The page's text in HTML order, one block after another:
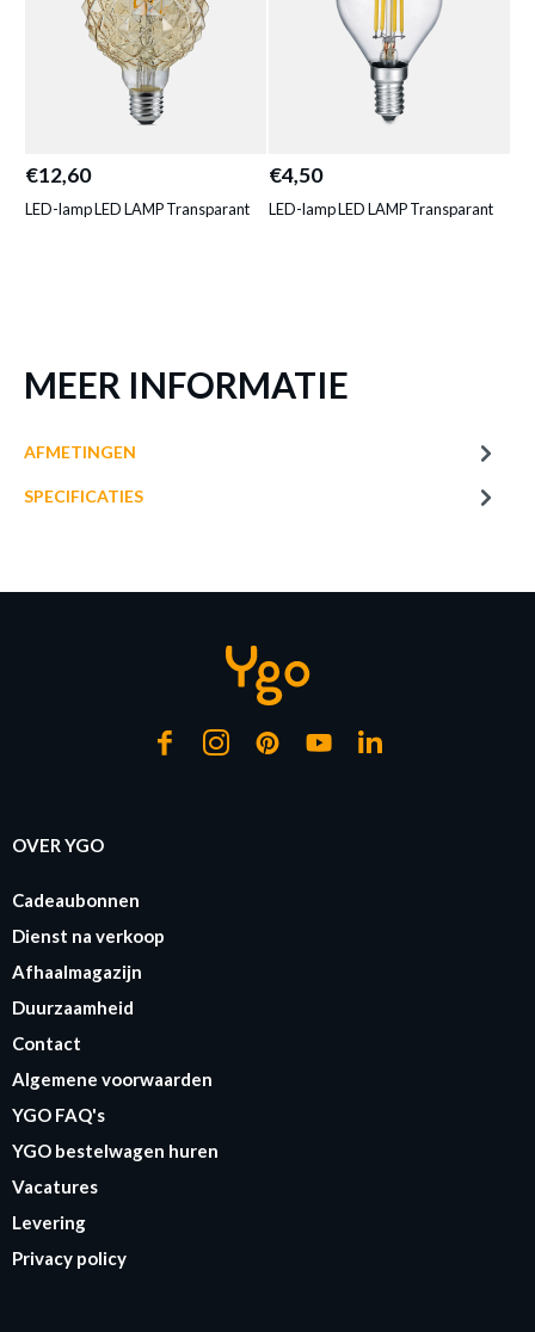
€12,60
LED-lamp LED LAMP Transparant
€4,50
LED-lamp LED LAMP Transparant
MEER INFORMATIE
AFMETINGEN
SPECIFICATIES
Productnummer: Y11300001448
€ 9,00
OVER YGO
Cadeaubonnen
Dienst na verkoop
Afhaalmagazijn
Duurzaamheid
Contact
Algemene voorwaarden
YGO FAQ's
YGO bestelwagen huren
Vacatures
Levering
Privacy policy